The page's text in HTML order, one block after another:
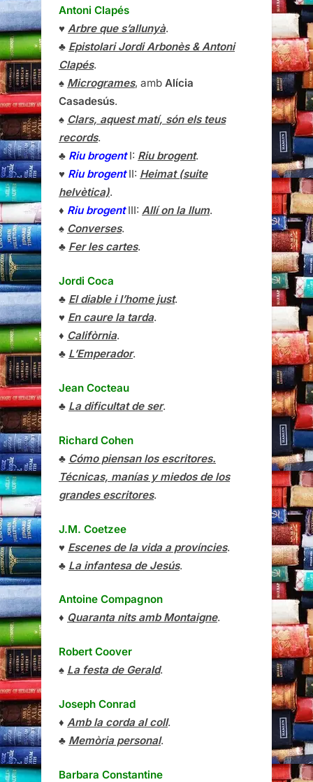
Antoni Clapés
♥ Arbre que s’allunyà.
♣ Epistolari Jordi Arbonès & Antoni
Clapés.
♠ Microgrames, amb Alícia
Casadesús.
♠ Clars, aquest matí, són els teus
records.
♣ Riu brogentI: Riu brogent.
♥ Riu brogentII: Heimat (suite
helvètica).
♦ Riu brogentIII: Allí on la llum.
♠ Converses.
♣ Fer les cartes.
Jordi Coca
♣ El diable i l’home just.
♥ En caure la tarda.
♦ Califòrnia.
♣ L’Emperador.
Jean Cocteau
♣ La dificultat de ser.
Richard Cohen
♣ Cómo piensan los escritores.
Técnicas, manías y miedos de los
grandes escritores.
J.M. Coetzee
♥ Escenes de la vida a províncies.
♣ La infantesa de Jesús.
Antoine Compagnon
♦ Quaranta nits amb Montaigne.
Robert Coover
♠ La festa de Gerald.
Joseph Conrad
♦ Amb la corda al coll.
♣ Memòria personal.
Barbara Constantine